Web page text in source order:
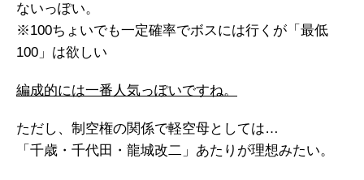
ないっぽい。
※100ちょいでも一定確率でボスには行くが「最低
100」は欲しい
編成的には一番人気っぽいですね。
ただし、制空権の関係で軽空母としては…
「千歳・千代田・龍城改二」あたりが理想みたい。